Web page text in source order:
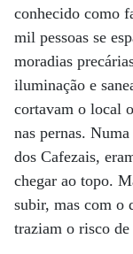
conhecido como
mil pessoas se
moradias
iluminação e
cortavam o local
nas pernas.
dos Cafezais,
chegar ao topo.
subir, mas com o
traziam o risco